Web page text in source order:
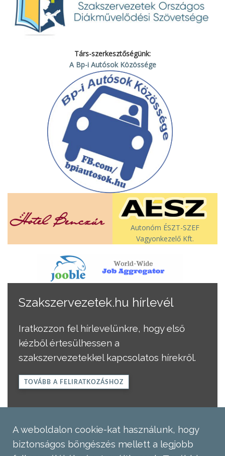
Társ-szerkesztőségünk:
A Bp-i Autósok Közössége
Autonóm ÉSZT-SZEF
Vagyonkezelő Kft.
Szakszervezetek.hu hírlevél
Iratkozzon fel hírlevelünkre, hogy első
kézből értesülhessen a
szakszervezetekkel kapcsolatos hírekről.
TOVÁBB A FELIRATKOZÁSHOZ
A weboldalon cookie-kat használunk, hogy
biztonságos böngészés mellett a legjobb